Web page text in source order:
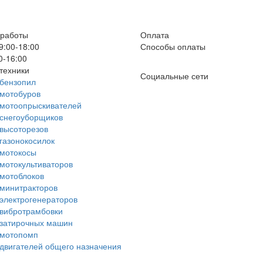
18:00
16:00
Оплата
Способы оплаты
машин
общего назначения
Социальные сети